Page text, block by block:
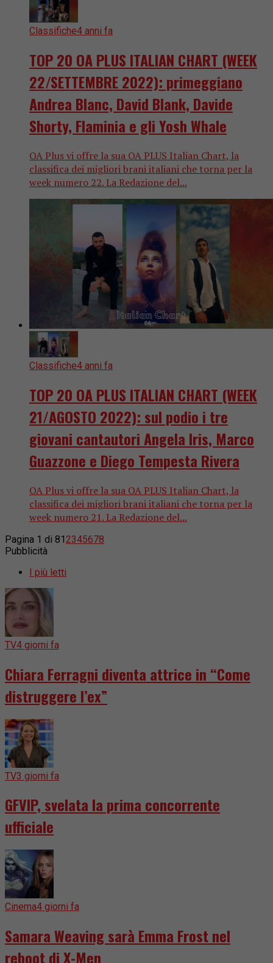
Classifiche4 anni fa
TOP 20 OA PLUS ITALIAN CHART (WEEK
22/SETTEMBRE 2022): primeggiano
Andrea Blanc, David Blank, Davide
Shorty, Flaminia e gli Yosh Whale
OA Plus vi offre la sua OA PLUS Italian Chart, la
classifica dei migliori brani italiani che torna per la
week numero 22. La Redazione del...
Classifiche4 anni fa
TOP 20 OA PLUS ITALIAN CHART (WEEK
21/AGOSTO 2022): sul podio i tre
giovani cantautori Angela Iris, Marco
Guazzone e Diego Tempesta Rivera
OA Plus vi offre la sua OA PLUS Italian Chart, la
classifica dei migliori brani italiani che torna per la
week numero 21. La Redazione del...
Pagina 1 di 81 2345678
Pubblicità
I più letti
TV4 giorni fa
Chiara Ferragni diventa attrice in “Come
distruggere l’ex”
TV3 giorni fa
GFVIP, svelata la prima concorrente
ufficiale
Cinema4 giorni fa
Samara Weaving sarà Emma Frost nel
reboot di X-Men